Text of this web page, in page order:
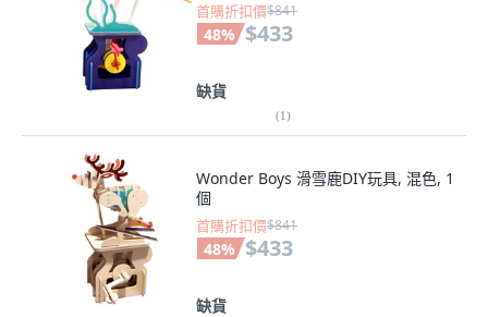
首購折扣價$841
48% $433
缺貨
(1)
Wonder Boys 滑雪鹿DIY玩具, 混色, 1
個
首購折扣價$841
48% $433
缺貨